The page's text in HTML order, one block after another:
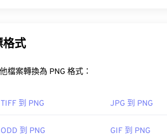
XnView MP ，它支援跨平台運行。
們的GIF 轉 APNG
網頁時請務必小心。
格式
FreeConvert.com 可以將您的其他檔案轉換為 PNG 格式：
TIFF 到 PNG JPG 到 PNG
ODD 到 PNG GIF 到 PNG